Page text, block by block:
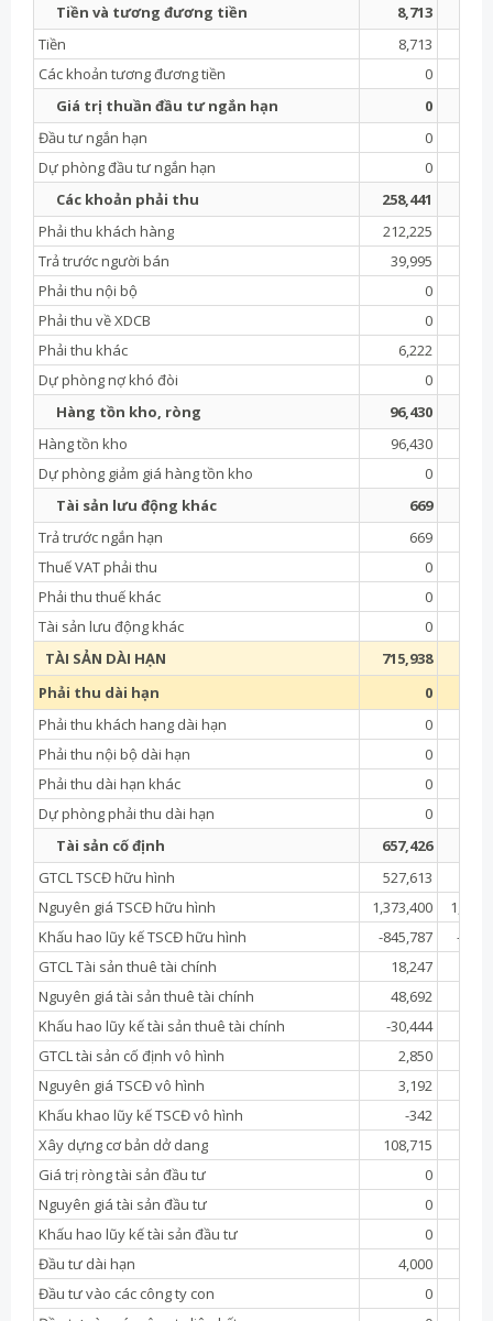
Tiền và tương đương tiền
8,713
Tiền
8,713
Các khoản tương đương tiền
0
Giá trị thuần đầu tư ngắn hạn
0
Đầu tư ngắn hạn
0
Dự phòng đầu tư ngắn hạn
0
Các khoản phải thu
258,441
Phải thu khách hàng
212,225
Trả trước người bán
39,995
Phải thu nội bộ
0
Phải thu về XDCB
0
Phải thu khác
6,222
Dự phòng nợ khó đòi
0
Hàng tồn kho, ròng
96,430
Hàng tồn kho
96,430
Dự phòng giảm giá hàng tồn kho
0
Tài sản lưu động khác
669
Trả trước ngắn hạn
669
Thuế VAT phải thu
0
Phải thu thuế khác
0
Tài sản lưu động khác
0
TÀI SẢN DÀI HẠN
715,938
Phải thu dài hạn
0
Phải thu khách hang dài hạn
0
Phải thu nội bộ dài hạn
0
Phải thu dài hạn khác
0
Dự phòng phải thu dài hạn
0
Tài sản cố định
657,426
GTCL TSCĐ hữu hình
527,613
Nguyên giá TSCĐ hữu hình
1,373,400
Khấu hao lũy kế TSCĐ hữu hình
-845,787
-
GTCL Tài sản thuê tài chính
18,247
Nguyên giá tài sản thuê tài chính
48,692
Khấu hao lũy kế tài sản thuê tài chính
-30,444
GTCL tài sản cố định vô hình
2,850
Nguyên giá TSCĐ vô hình
3,192
Khấu khao lũy kế TSCĐ vô hình
-342
Xây dựng cơ bản dở dang
108,715
Giá trị ròng tài sản đầu tư
0
Nguyên giá tài sản đầu tư
0
Khấu hao lũy kế tài sản đầu tư
0
Đầu tư dài hạn
4,000
Đầu tư vào các công ty con
0